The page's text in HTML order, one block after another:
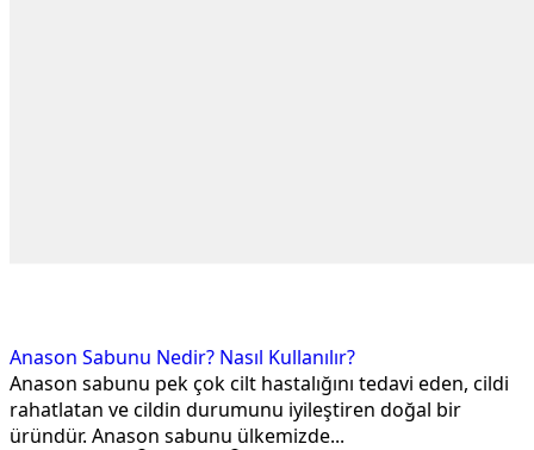
Anason Sabunu Nedir? Nasıl Kullanılır?
Anason sabunu pek çok cilt hastalığını tedavi eden, cildi
rahatlatan ve cildin durumunu iyileştiren doğal bir
üründür. Anason sabunu ülkemizde...